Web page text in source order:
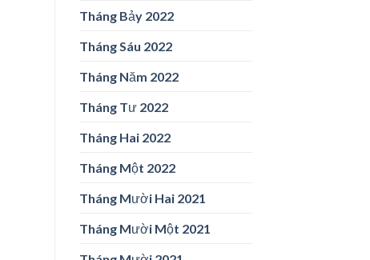
Tháng Bảy 2022
Tháng Sáu 2022
Tháng Năm 2022
Tháng Tư 2022
Tháng Hai 2022
Tháng Một 2022
Tháng Mười Hai 2021
Tháng Mười Một 2021